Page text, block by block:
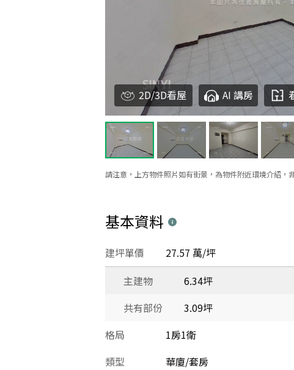
請注意，上方物件照片如有街景，為物件附近環境介紹，
2D/3D看屋 AI 講房
基本資料
建坪單價 27.57 萬/坪
主建物
6.34坪
共有部份
3.09坪
格局
1房1衛
類型
華廈/套房